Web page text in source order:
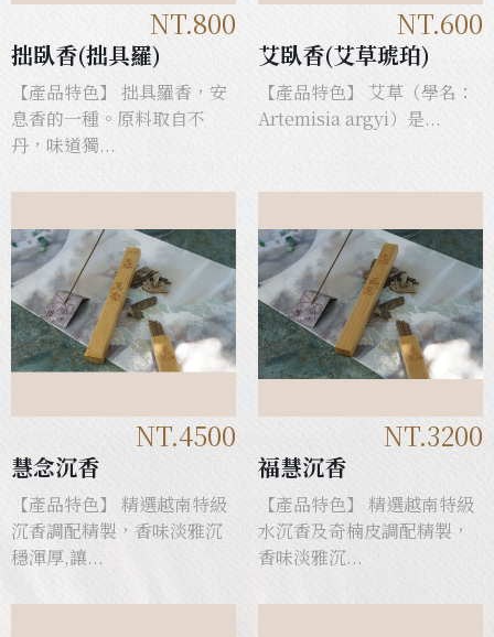
NT.800
拙臥香(拙具羅)
【產品特色】 拙具羅香，安
息香的一種。原料取自不
丹，味道獨...
NT.600
艾臥香(艾草琥珀)
【產品特色】 艾草（學名：
Artemisia argyi）是...
NT.4500
慧念沉香
【產品特色】 精選越南特級
沉香調配精製，香味淡雅沉
穩渾厚,讓...
NT.3200
福慧沉香
【產品特色】 精選越南特級
水沉香及奇楠皮調配精製，
香味淡雅沉...